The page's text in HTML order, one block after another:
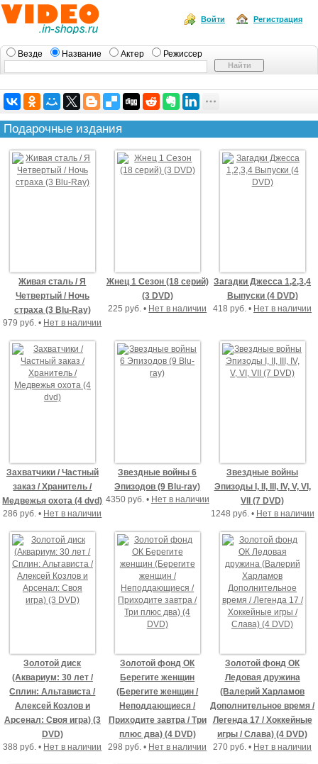
Регистрация
Войти
Везде Название Актер Режиссер
Подарочные издания
Живая сталь / Я
Четвертый / Ночь
страха (3 Blu-Ray)
979 руб. • Нет в наличии
Жнец 1 Сезон (18 серий)
(3 DVD)
225 руб. • Нет в наличии
Загадки Джесса 1,2,3,4
Выпуски (4 DVD)
418 руб. • Нет в наличии
Захватчики / Частный
заказ / Хранитель /
Медвежья охота (4 dvd)
286 руб. • Нет в наличии
Звездные войны 6
Эпизодов (9 Blu-ray)
4350 руб. • Нет в наличии
Звездные войны
Эпизоды I, II, III, IV, V, VI,
VII (7 DVD)
1248 руб. • Нет в наличии
Золотой диск
(Аквариум: 30 лет /
Сплин: Альтависта /
Алексей Козлов и
Арсенал: Своя игра) (3
DVD)
388 руб. • Нет в наличии
Золотой фонд ОК
Берегите женщин
(Берегите женщин /
Неподдающиеся /
Приходите завтра / Три
плюс два) (4 DVD)
298 руб. • Нет в наличии
Золотой фонд ОК
Ледовая дружина
(Валерий Харламов
Дополнительное время /
Легенда 17 / Хоккейные
игры / Слава) (4 DVD)
270 руб. • Нет в наличии